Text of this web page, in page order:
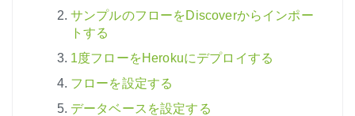
サンプルのフローをDiscoverからインポー
トする
1度フローをHerokuにデプロイする
フローを設定する
データベースを設定する